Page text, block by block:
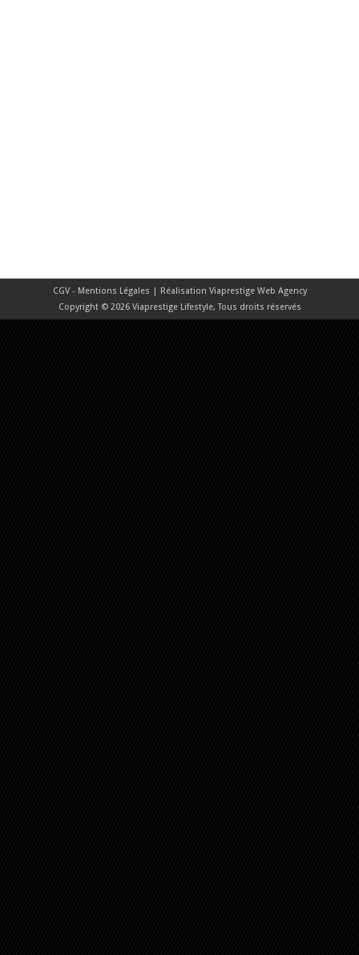
CGV - Mentions Légales | Réalisation Viaprestige Web Agency
Copyright © 2026 Viaprestige Lifestyle, Tous droits réservés